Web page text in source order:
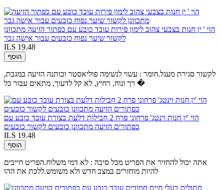
הוי ' ין חנות בצבעי צהוב לימון פירות עובד כובע עם כפתור הזיעה מתכוונן
לקשור שיער נפוח כובעים עבור אישה גבר
ILS 19.48
הוסף
לקשור סגירת מעגל.חומר : עשוי לנשימה פוליאסטר וכותנה הזיעה במגבת,
רך ונוח, רחיץ, לא קל לדעוך, מתאים עבור כל �
הוי 'ין חנות וינטג' פרחוני פרח 2 חבילות דלעת בצורת עובד כובע עם
כפתורים הזיעה מתכוונן כובעים לקשור כובעים
ILS 19.48
הוסף
אתה יכול להחזיר את הפריט מכל סיבה : לא דמי משלוח.הפריט חייבים
להיות מוחזרים במצב חדש ולא משומש.ללכת את ההו